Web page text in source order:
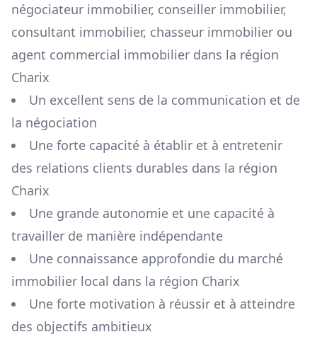
négociateur immobilier, conseiller immobilier,
consultant immobilier, chasseur immobilier ou
agent commercial immobilier dans la région
Charix
Un excellent sens de la communication et de
la négociation
Une forte capacité à établir et à entretenir
des relations clients durables dans la région
Charix
Une grande autonomie et une capacité à
travailler de manière indépendante
Une connaissance approfondie du marché
immobilier local dans la région Charix
Une forte motivation à réussir et à atteindre
des objectifs ambitieux